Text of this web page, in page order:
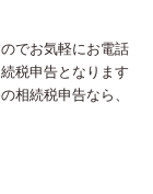
でお気軽にお電話
税申告となります
相続税申告なら、